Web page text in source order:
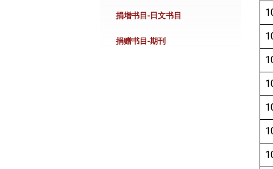
捐增书目-日文书目
捐赠书目-期刊